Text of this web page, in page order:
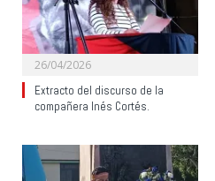
26/04/2026
Extracto del discurso de la
compañera Inés Cortés.